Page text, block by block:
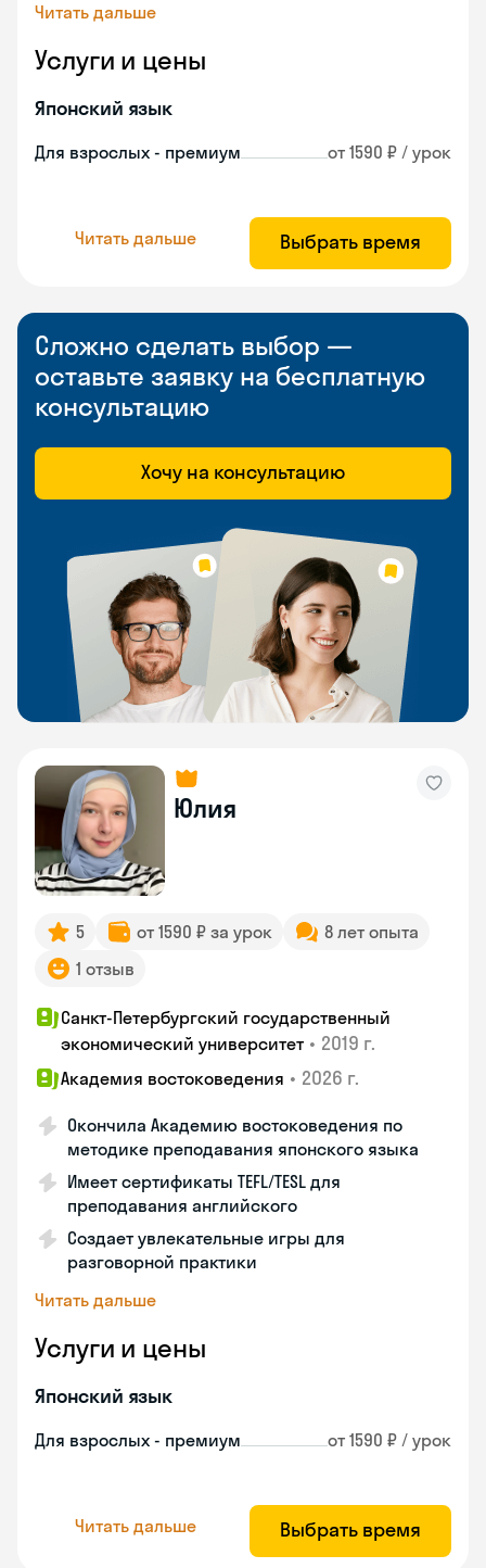
Читать дальше
Услуги и цены
Японский язык
Для взрослых - премиум от 1590 ₽ / урок
Читать дальше Выбрать время
Сложно сделать выбор —
оставьте заявку на бесплатную
консультацию
Хочу на консультацию
Юлия
5 от 1590 ₽ за урок
8 лет опыта
1 отзыв
Санкт-Петербургский государственный
экономический университет • 2019 г.
Академия востоковедения • 2026 г.
Окончила Академию востоковедения по
методике преподавания японского языка
Имеет сертификаты TEFL/TESL для
преподавания английского
Создает увлекательные игры для
разговорной практики
Читать дальше
Услуги и цены
Японский язык
Для взрослых - премиум от 1590 ₽ / урок
Читать дальше Выбрать время